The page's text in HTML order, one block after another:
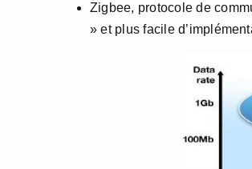
Zigbee, protocole de
» et plus facile